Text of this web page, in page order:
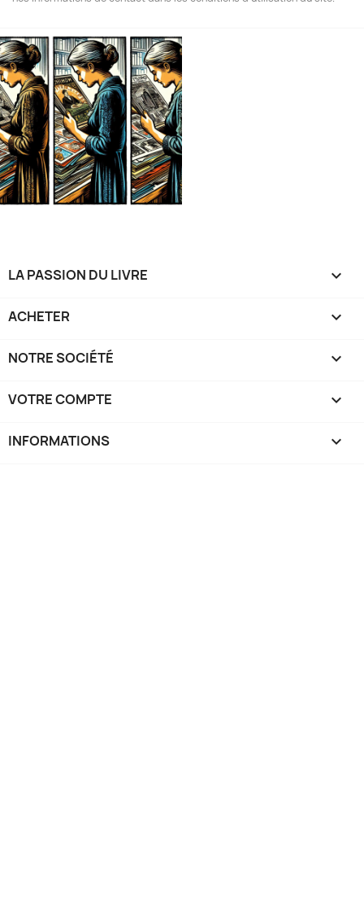
LA PASSION DU LIVRE 
ACHETER 
NOTRE SOCIÉTÉ 
VOTRE COMPTE 
INFORMATIONS keyboard_arrow_down